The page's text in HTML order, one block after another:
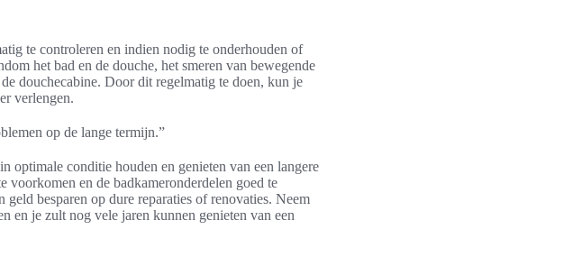
te controleren en indien nodig te onderhouden of
het bad en de douche, het smeren van bewegende
douchecabine. Door dit regelmatig te doen, kun je
verlengen.
op de lange termijn.”
optimale conditie houden en genieten van een langere
voorkomen en de badkameronderdelen goed te
besparen op dure reparaties of renovaties. Neem
en je zult nog vele jaren kunnen genieten van een